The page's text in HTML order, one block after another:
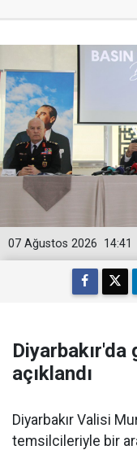
14:41
07 Ağustos 2026
açıklandı
Diyarbakır Valisi
temsilcileriyle bir